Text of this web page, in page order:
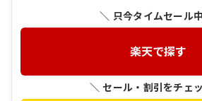
＼ 只今タイムセール
楽天で探す
＼ セール・割引をチェ